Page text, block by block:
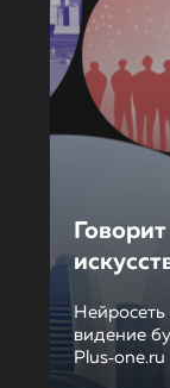
Нейросеть
видение
Plus‑one.ru